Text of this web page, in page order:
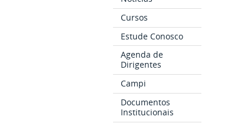
Cursos
Estude Conosco
Agenda de
Dirigentes
Campi
Documentos
Institucionais